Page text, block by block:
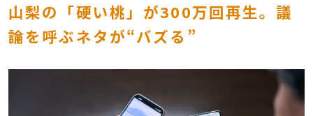
山梨の「硬い桃」が300万回再生。議
論を呼ぶネタが“バズる”